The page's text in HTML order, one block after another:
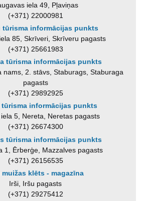
iela 49, Pļaviņas
(+371) 22000981
tūrisma informācijas punkts
85, Skrīveri, Skrīveru pagasts
(+371) 25661983
tūrisma informācijas punkts
nams, 2. stāvs, Staburags, Staburaga
pagasts
(+371) 29892925
tūrisma informācijas punkts
5, Nereta, Neretas pagasts
(+371) 26674300
tūrisma informācijas punkts
1, Ērberģe, Mazzalves pagasts
(+371) 26156535
muižas klēts - magazīna
Irši, Iršu pagasts
(+371) 29275412